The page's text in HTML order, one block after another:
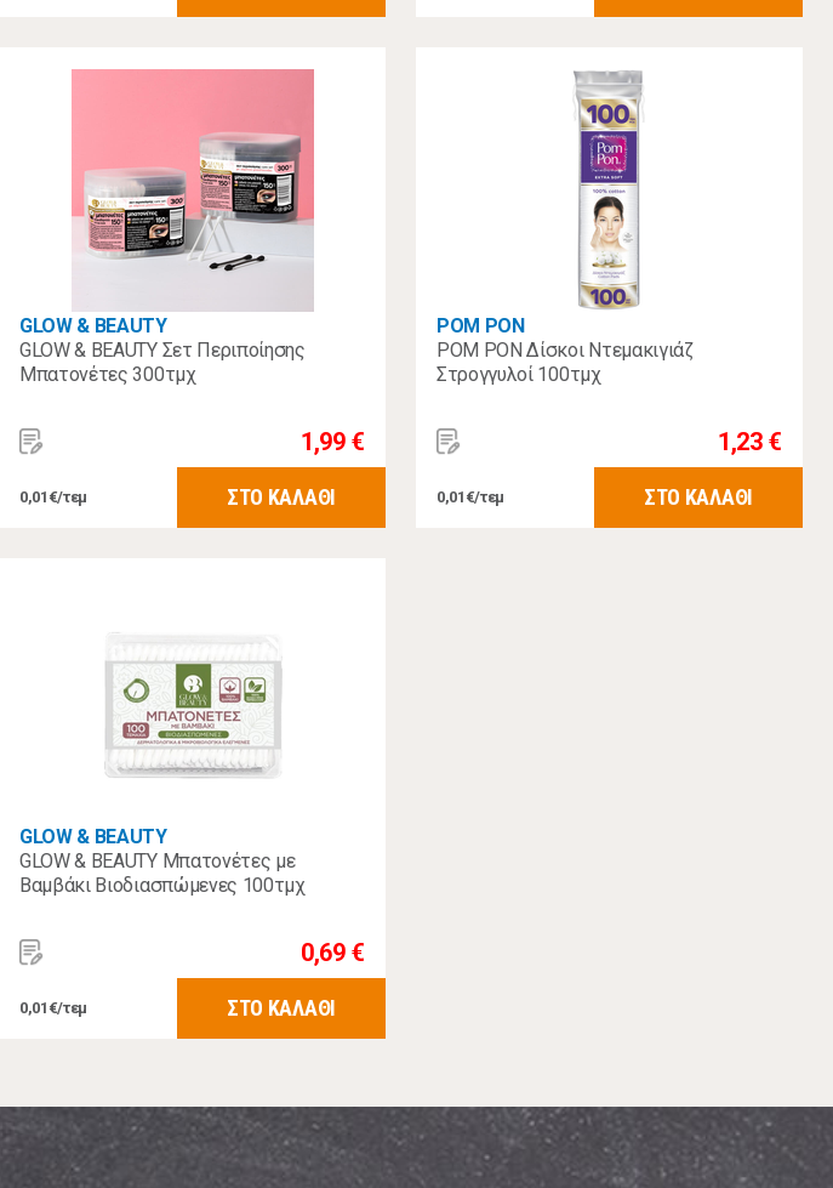
GLOW & BEAUTY
GLOW & BEAUTY Σετ Περιποίησης
Μπατονέτες 300τμχ
1,99 €
0,01€/τεμ ΣΤΟ ΚΑΛΑΘΙ
POM PON
POM PON Δίσκοι Ντεμακιγιάζ
Στρογγυλοί 100τμχ
1,23 €
0,01€/τεμ ΣΤΟ ΚΑΛΑΘΙ
GLOW & BEAUTY
GLOW & BEAUTY Μπατονέτες με
Βαμβάκι Βιοδιασπώμενες 100τμχ
0,69 €
0,01€/τεμ ΣΤΟ ΚΑΛΑΘΙ